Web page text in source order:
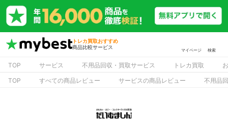
トレカ買取おすすめ
商品比較サービス
マイページ 検索
TOP サービス 不用品回収・買取サービス トレカ買取
TOP
すべての商品レビュー サービスの商品レビュー 不用品